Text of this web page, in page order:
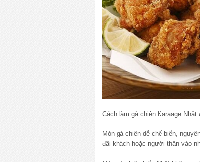
Cách làm gà chiên Karaage Nhật
Món gà chiên dễ chế biến,
đãi khách hoặc người thân vào